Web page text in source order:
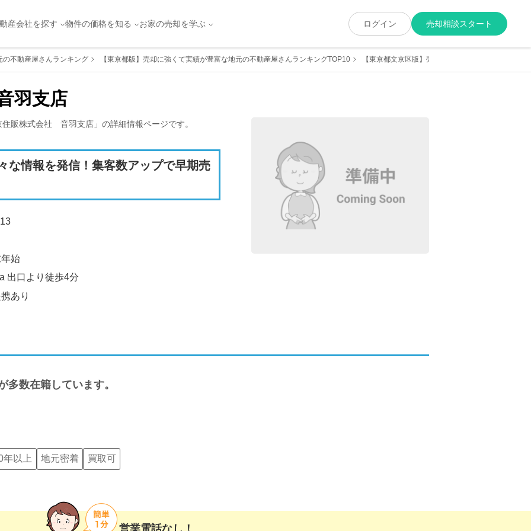
産会社を探す 物件の価格を知る お家の売却を学ぶ ログイン 売却相談スタート
不動産屋さんランキング 【東京都版】売却に強くて実績が豊富な地元の不動産屋さんランキングTOP10 【東京都文京区版】売却に強くて実績が豊富な地元
羽支店
住販株式会社　音羽支店 」の詳細情報ページです。
な情報を発信！集客数アップで早期売
始
出口より徒歩4分
あり
多数在籍しています。
年以上 地元密着 買取可